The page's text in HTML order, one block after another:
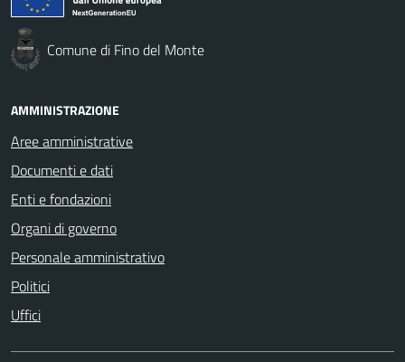
Comune di Fino del Monte
AMMINISTRAZIONE
Aree amministrative
Documenti e dati
Enti e fondazioni
Organi di governo
Personale amministrativo
Politici
Uffici